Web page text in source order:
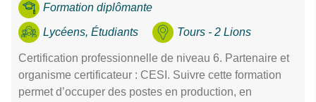
Formation diplômante
Lycéens, Étudiants Tours - 2 Lions
Certification professionnelle de niveau 6. Partenaire et
organisme certificateur : CESI. Suivre cette formation
permet d’occuper des postes en production, en